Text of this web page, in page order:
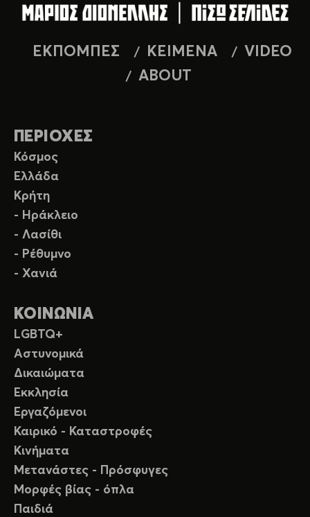
ΕΚΠΟΜΠΕΣ ΚΕΙΜΕΝΑ
VIDEO
ABOUT
ΠΕΡΙΟΧΕΣ
Κόσμος
Ελλάδα
Κρήτη
- Ηράκλειο
- Λασίθι
- Ρέθυμνο
- Χανιά
ΚΟΙΝΩΝΙΑ
LGBTQ+
Αστυνομικά
Δικαιώματα
Εκκλησία
Εργαζόμενοι
Καιρικό - Καταστροφές
Κινήματα
Μετανάστες - Πρόσφυγες
Μορφές βίας - όπλα
Παιδιά